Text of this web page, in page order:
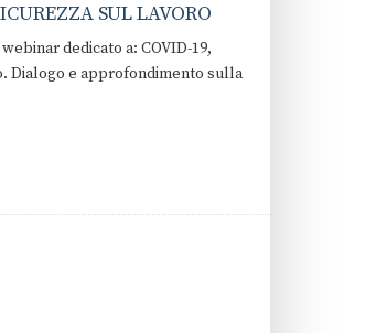
SUL LAVORO
dedicato a: COVID-19,
Dialogo e approfondimento sulla